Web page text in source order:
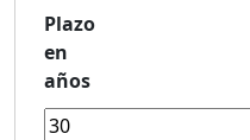
Plazo
en
años